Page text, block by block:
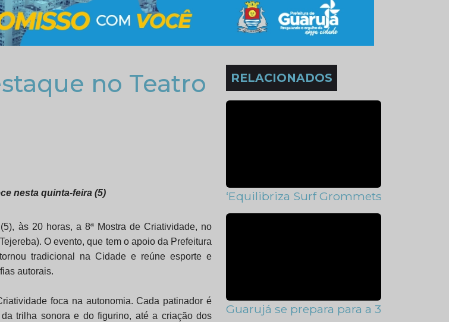
no Teatro
nesta quinta-feira (5)
às 20 horas, a 8ª Mostra de Criatividade, no
O evento, que tem o apoio da Prefeitura
tradicional na Cidade e reúne esporte e
autorais.
foca na autonomia. Cada patinador é
trilha sonora e do figurino, até a criação dos
RELACIONADOS
‘Equilibriza Surf Grommets’
Guarujá se prepara para a 3ª